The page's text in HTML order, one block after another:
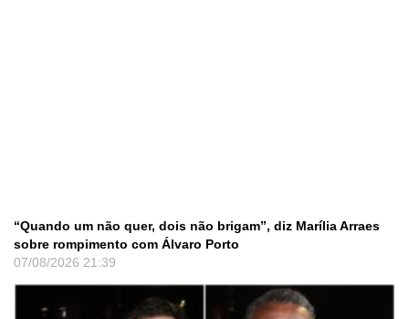
“Quando um não quer, dois não brigam”, diz Marília Arraes
sobre rompimento com Álvaro Porto
07/08/2026 21:39